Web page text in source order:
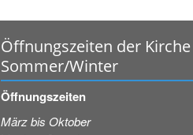
Öffnungszeiten der Kirche
Sommer/Winter
Öffnungszeiten
März bis Oktober